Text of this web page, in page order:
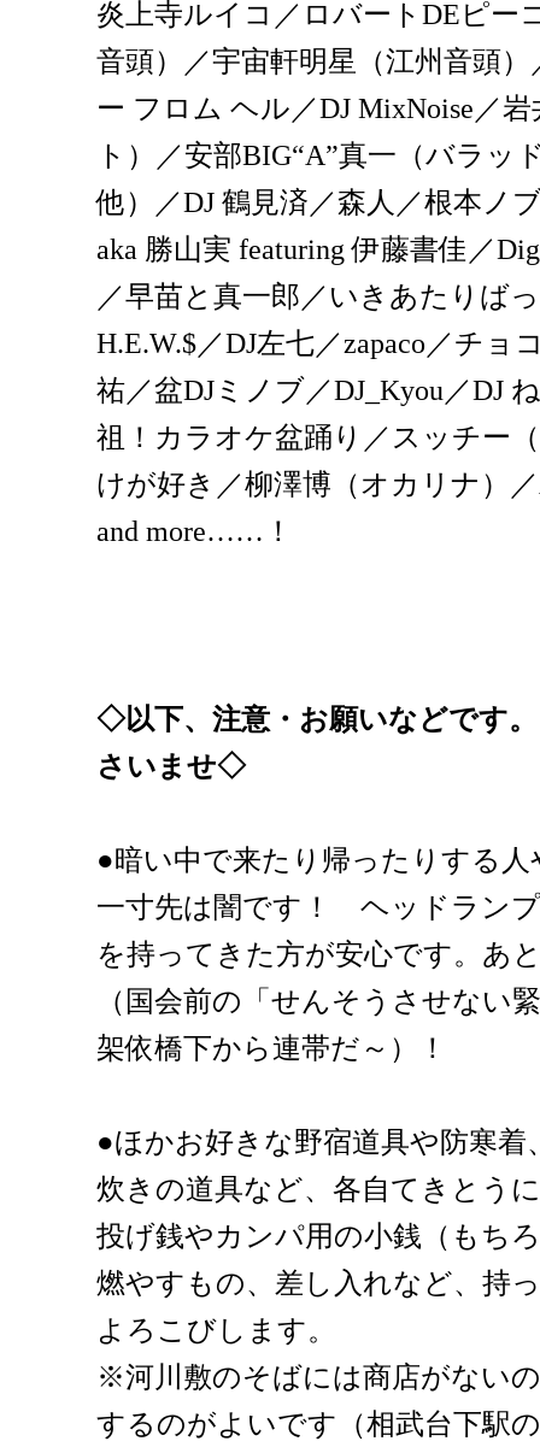
炎上寺ルイコ／ロバートDEピー
音頭）／宇宙軒明星（江州音頭
ー フロム ヘル／DJ MixNoise／
ト）／安部BIG“A”真一（バラッ
他）／DJ 鶴見済／森人／根本ノ
aka 勝山実 featuring 伊藤書佳／
／早苗と真一郎／いきあたりば
H.E.W.$／DJ左七／zapaco／チ
祐／盆DJミノブ／DJ_Kyou／DJ
祖！カラオケ盆踊り／スッチー
けが好き／柳澤博（オカリナ）
and more……！
◇以下、注意・お願いなどです
さいませ◇
●暗い中で来たり帰ったりする
一寸先は闇です！ ヘッドラン
を持ってきた方が安心です。あ
（国会前の「せんそうさせない
架依橋下から連帯だ～）！
●ほかお好きな野宿道具や防寒
炊きの道具など、各自てきとう
投げ銭やカンパ用の小銭（もち
燃やすもの、差し入れなど、持
よろこびします。
※河川敷のそばには商店がない
するのがよいです（相武台下駅